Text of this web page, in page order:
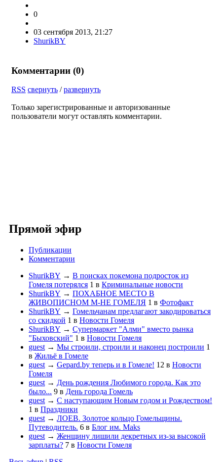
0
03 сентября 2013, 21:27
ShurikBY
Комментарии (0)
RSS свернуть /развернуть
Только зарегистрированные и авторизованные
пользователи могут оставлять комментарии.
Прямой эфир
Публикации
Комментарии
ShurikBY → В поисках покемона подросток из
Гомеля потерялся 1 в Криминальные новости
ShurikBY → ПОХАБНОЕ МЕСТО В
ЖИВОПИСНОМ М-НЕ ГОМЕЛЯ 1 в Фотофакт
ShurikBY → Гомельчанам предлагают закодироваться
со скидкой 1 в Новости Гомеля
ShurikBY → Супермаркет "Алми" вместо рынка
"Быховский" 1 в Новости Гомеля
guest → Мы строили, строили и наконец построили 1
в Жильё в Гомеле
guest → Gepard.by теперь и в Гомеле! 12 в Новости
Гомеля
guest → День рождения Любимого города. Как это
было... 9 в День города Гомель
guest → С наступающим Новым годом и Рождеством!
1 в Праздники
guest → ЛОЕВ. Золотое кольцо Гомельщины.
Путеводитель. 6 в Блог им. Maks
guest → Женщину лишили декретных из-за высокой
зарплаты? 7 в Новости Гомеля